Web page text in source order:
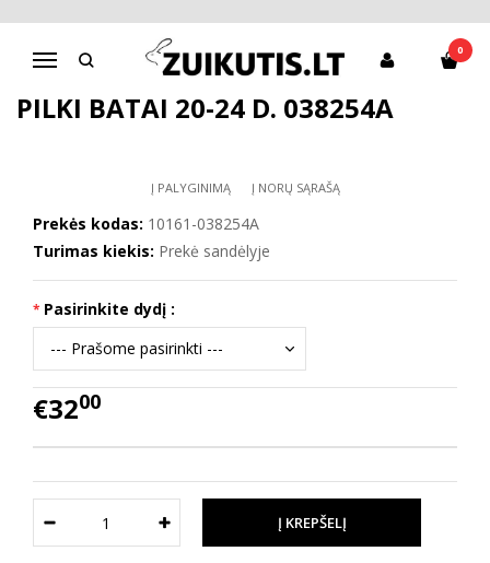
Navigacija
0
Pagrindinis Batai berniukui
D.D.Step batai berniukams
Pilki batai 20-24 d. 038254A
PILKI BATAI 20-24 D. 038254A
Į PALYGINIMĄ Į NORŲ SĄRAŠĄ
Prekės kodas: 10161-038254A
Turimas kiekis: Prekė sandėlyje
Pasirinkite dydį :
€3200